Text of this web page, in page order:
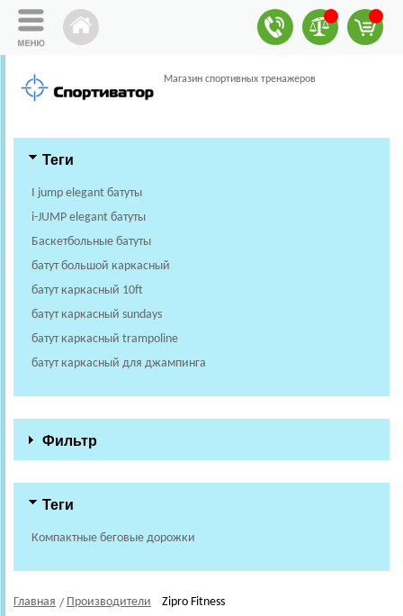
Магазин спортивных тренажеров
Теги
I jump elegant батуты
i-JUMP elegant батуты
Баскетбольные батуты
батут большой каркасный
батут каркасный 10ft
батут каркасный sundays
батут каркасный trampoline
батут каркасный для джампинга
Фильтр
Теги
Компактные беговые дорожки
Главная Производители Zipro Fitness